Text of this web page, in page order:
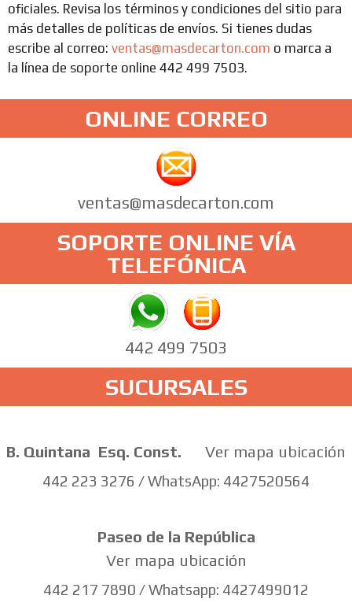
oficiales. Revisa los términos y condiciones del sitio para
más detalles de políticas de envíos. Si tienes dudas
escribe al correo: ventas@masdecarton.com o marca a
la línea de soporte online 442 499 7503.
ONLINE CORREO
ventas@masdecarton.com
SOPORTE ONLINE VÍA
TELEFÓNICA
442 499 7503
SUCURSALES
B. Quintana Esq. Const. Ver mapa ubicación
442 223 3276 / WhatsApp: 4427520564
Paseo de la República
Ver mapa ubicación
442 217 7890 / Whatsapp: 4427499012